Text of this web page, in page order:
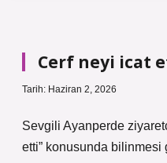
Cerf neyi icat
Tarih: Haziran 2, 2026
Sevgili Ayanperde
etti” konusunda bilinmesi